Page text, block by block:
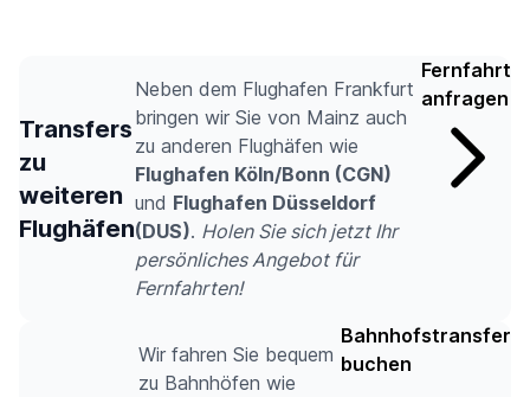
Transfers
zu
weiteren
Flughäfen
Neben dem Flughafen Frankfurt
bringen wir Sie von Mainz auch
zu anderen Flughäfen wie
Flughafen Köln/Bonn (CGN)
und Flughafen Düsseldorf
(DUS). Holen Sie sich jetzt Ihr
persönliches Angebot für
Fernfahrten!
Fernfahrt
anfragen
Wir fahren Sie bequem
zu Bahnhöfen wie
Bahnhofstransfer
buchen